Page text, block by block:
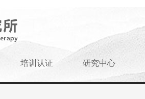
培训认证 研究中心